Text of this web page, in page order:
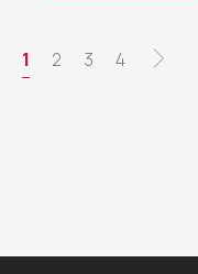
分
页
当
前
1
页
2
页
3
页
4